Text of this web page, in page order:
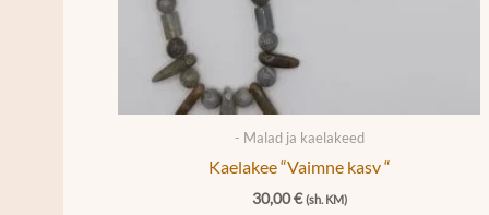
- Malad ja kaelakeed
Kaelakee “Vaimne kasv “
30,00€ (sh. KM)